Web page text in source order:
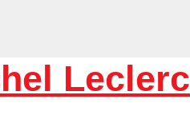
Leclerc